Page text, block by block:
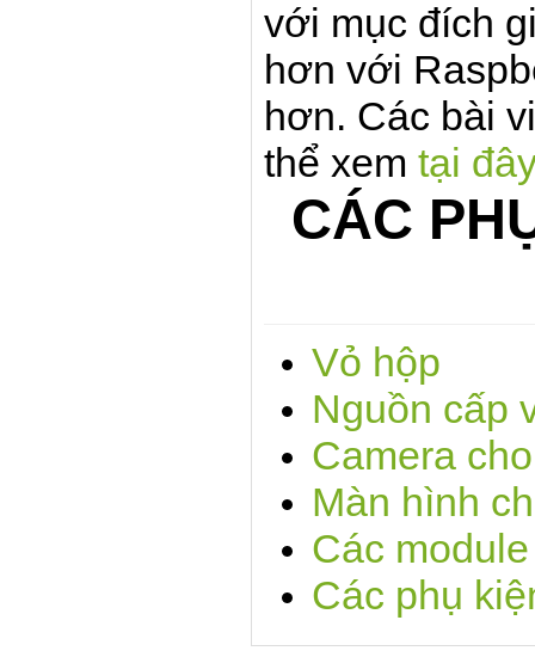
với mục đích
hơn với
hơn. Các bài
thể xem tại
CÁC
Vỏ hộp
Nguồn cấp
Camera
Màn hình
Các
Các phụ